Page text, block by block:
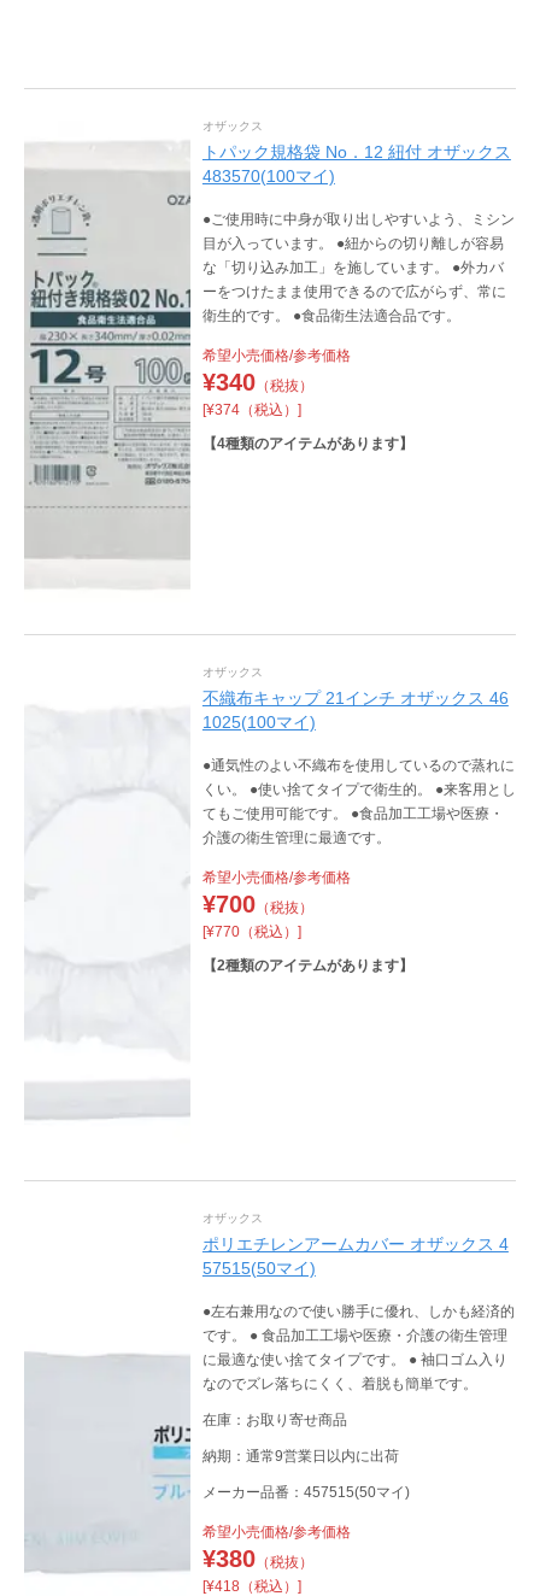
オザックス
トパック規格袋 No．12 紐付 オザックス
483570(100マイ)
●ご使用時に中身が取り出しやすいよう、ミシン
目が入っています。 ●紐からの切り離しが容易
な「切り込み加工」を施しています。 ●外カバ
ーをつけたまま使用できるので広がらず、常に
衛生的です。 ●食品衛生法適合品です。
希望小売価格/参考価格
¥340（税抜）
[¥374（税込）]
【4種類のアイテムがあります】
オザックス
不織布キャップ 21インチ オザックス 46
1025(100マイ)
●通気性のよい不織布を使用しているので蒸れに
くい。 ●使い捨てタイプで衛生的。 ●来客用とし
てもご使用可能です。 ●食品加工工場や医療・
介護の衛生管理に最適です。
希望小売価格/参考価格
¥700（税抜）
[¥770（税込）]
【2種類のアイテムがあります】
オザックス
ポリエチレンアームカバー オザックス 4
57515(50マイ)
●左右兼用なので使い勝手に優れ、しかも経済的
です。 ● 食品加工工場や医療・介護の衛生管理
に最適な使い捨てタイプです。 ● 袖口ゴム入り
なのでズレ落ちにくく、着脱も簡単です。
在庫：お取り寄せ商品
納期：通常9営業日以内に出荷
メーカー品番：457515(50マイ)
希望小売価格/参考価格
¥380（税抜）
[¥418（税込）]